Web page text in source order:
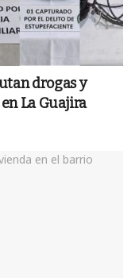
drogas y
La Guajira